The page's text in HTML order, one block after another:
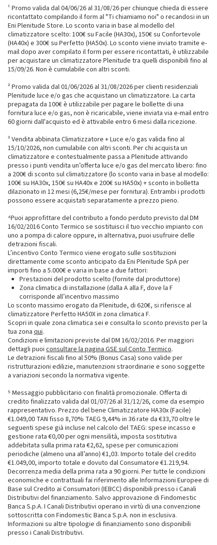
¹ Promo valida dal 04/06/26 al 31/08/26 per chiunque chieda di essere
ricontattato compilando il form al "Ti chiamiamo noi" o recandosi in un
Eni Plenitude Store. Lo sconto varia in base al modello del
climatizzatore scelto: 100€ su Facile (HA30x), 150€ su Confortevole
(HA40x) e 300€ su Perfetto (HA50x). Lo sconto viene inviato tramite e-
mail dopo aver compilato il form per essere ricontattati, è utilizzabile
per acquistare un climatizzatore Plenitude tra quelli disponibili fino al
15/09/26. Non è cumulabile con altri sconti.
² Promo valida dal 01/06/2026 al 31/08/2026 per clienti residenziali
Plenitude luce e/o gas che acquistano un climatizzatore. La carta
prepagata da 100€ è utilizzabile per pagare le bollette di una
fornitura luce e/o gas, non è ricaricabile, viene inviata via e-mail entro
60 giorni dall'acquisto ed è attivabile entro 6 mesi dalla ricezione.
³ Vendita abbinata Climatizzatore + Luce e/o gas valida fino al
15/10/2026, non cumulabile con altri sconti. Per chi acquista un
climatizzatore e contestualmente passa a Plenitude attivando
presso i punti vendita un’offerta luce e/o gas del mercato libero: fino
a 200€ di sconto sul climatizzatore (lo sconto varia in base al modello:
100€ su HA30x, 150€ su HA40x e 200€ su HA50x) + sconto in bolletta
dilazionato in 12 mesi (6,25€/mese per fornitura). Entrambi i prodotti
possono essere acquistati separatamente a prezzo pieno.
⁴Puoi approfittare del contributo a fondo perduto previsto dal DM
16/02/2016 Conto Termico se sostituisci il tuo vecchio impianto con
uno a pompa di calore oppure, in alternativa, puoi usufruire delle
detrazioni fiscali.
L’incentivo Conto Termico viene erogato sulle sostituzioni
direttamente come sconto anticipato da Eni Plenitude SpA per
importi fino a 5.000€ e varia in base a due fattori:
Prestazioni del prodotto scelto (fornite dal produttore)
Zona climatica di installazione (dalla A alla F, dove la F
corrisponde all’incentivo massimo
Lo sconto massimo erogato da Plenitude, di 620€, si riferisce al
climatizzatore Perfetto HA50X in zona climatica F.
Scopri in quale zona climatica sei e consulta lo sconto previsto per la
tua zona qui.
Condizioni e limitazioni previste dal DM 16/02/2016. Per maggiori
dettagli puoi consultare la pagina GSE sul Conto Termico.
Le detrazioni fiscali fino al 50% (Bonus Casa) sono valide per
ristrutturazioni edilizie, manutenzioni straordinarie e sono soggette
a variazioni secondo la normativa vigente.
⁵ Messaggio pubblicitario con finalità promozionale. Offerta di
credito finalizzato valida dal 01/07/26 al 31/12/26, come da esempio
rappresentativo. Prezzo del bene Climatizzatore HA30x (Facile)
€1.049,00 TAN fisso 8,70% TAEG 9,44% in 36 rate da €33,70 oltre le
seguenti spese già incluse nel calcolo del TAEG: spese incasso e
gestione rata €0,00 per ogni mensilità, imposta sostitutiva
addebitata sulla prima rata €2,62, spese per comunicazioni
periodiche (almeno una all’anno) €1,03. Importo totale del credito
€1.049,00, importo totale e dovuto dal Consumatore €1.219,94.
Decorrenza media della prima rata a 90 giorni. Per tutte le condizioni
economiche e contrattuali fai riferimento alle Informazioni Europee di
Base sul Credito ai Consumatori (IEBCC) disponibili presso i Canali
Distributivi del finanziamento. Salvo approvazione di Findomestic
Banca S.p.A. I Canali Distributivi operano in virtù di una convenzione
sottoscritta con Findomestic Banca S.p.A. non in esclusiva.
Informazioni su altre tipologie di finanziamento sono disponibili
presso i Canali Distributivi.